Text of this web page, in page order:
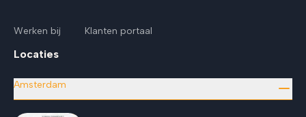
Werken bij Klanten portaal
Locaties
Amsterdam